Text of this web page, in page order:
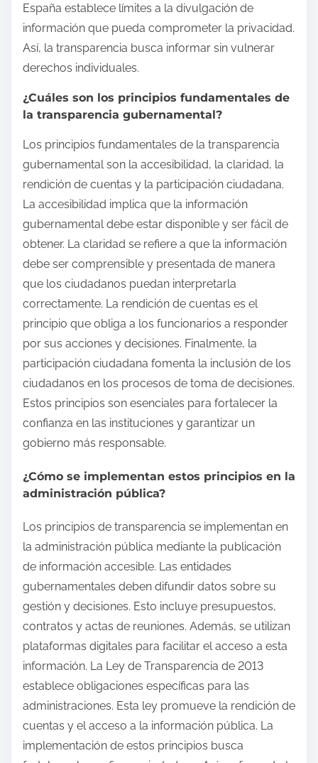
España establece límites a la divulgación de
información que pueda comprometer la privacidad.
Así, la transparencia busca informar sin vulnerar
derechos individuales.
¿Cuáles son los principios fundamentales de
la transparencia gubernamental?
Los principios fundamentales de la transparencia
gubernamental son la accesibilidad, la claridad, la
rendición de cuentas y la participación ciudadana.
La accesibilidad implica que la información
gubernamental debe estar disponible y ser fácil de
obtener. La claridad se refiere a que la información
debe ser comprensible y presentada de manera
que los ciudadanos puedan interpretarla
correctamente. La rendición de cuentas es el
principio que obliga a los funcionarios a responder
por sus acciones y decisiones. Finalmente, la
participación ciudadana fomenta la inclusión de los
ciudadanos en los procesos de toma de decisiones.
Estos principios son esenciales para fortalecer la
confianza en las instituciones y garantizar un
gobierno más responsable.
¿Cómo se implementan estos principios en la
administración pública?
Los principios de transparencia se implementan en
la administración pública mediante la publicación
de información accesible. Las entidades
gubernamentales deben difundir datos sobre su
gestión y decisiones. Esto incluye presupuestos,
contratos y actas de reuniones. Además, se utilizan
plataformas digitales para facilitar el acceso a esta
información. La Ley de Transparencia de 2013
establece obligaciones específicas para las
administraciones. Esta ley promueve la rendición de
cuentas y el acceso a la información pública. La
implementación de estos principios busca